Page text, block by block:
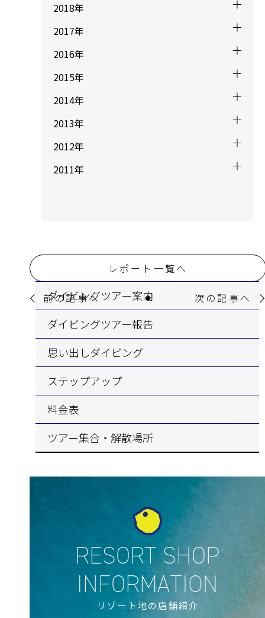
2018年
2017年
2016年
2015年
2014年
2013年
2012年
2011年
前の記事へ
レポート一覧へ
次の記事へ
ダイビングツアー案内
ダイビングツアー報告
思い出しダイビング
ステップアップ
料金表
ツアー集合・解散場所
リゾート地の店舗紹介